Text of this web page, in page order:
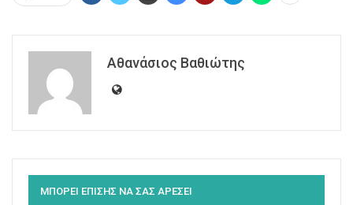
Αθανάσιος Βαθιώτης
ΜΠΟΡΕΙ ΕΠΙΣΗΣ ΝΑ ΣΑΣ ΑΡΕΣΕΙ